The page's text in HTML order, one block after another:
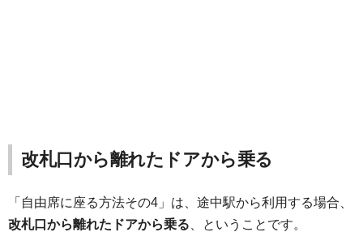
改札口から離れたドアから乗る
「自由席に座る方法その4」は、途中駅から利用する場合、
改札口から離れたドアから乗る 、ということです。